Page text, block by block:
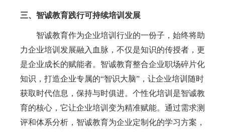
三、智诚教育践行可持续培训发展
智诚教育作为企业培训行业的一份子，始终将助
力企业培训发展融入血脉，不仅是知识的传授者，更
是企业成长的赋能者。 智诚教育整合企业职场碎片化
知识，打造企业专属的“智识大脑”，让企业培训随时
获取时代信息，保持与时俱进。个性化培训是智诚教
育的核心，它让企业培训变为精准赋能。通过需求测
评和体系分析， 智诚教育为企业定制化的学习方案，